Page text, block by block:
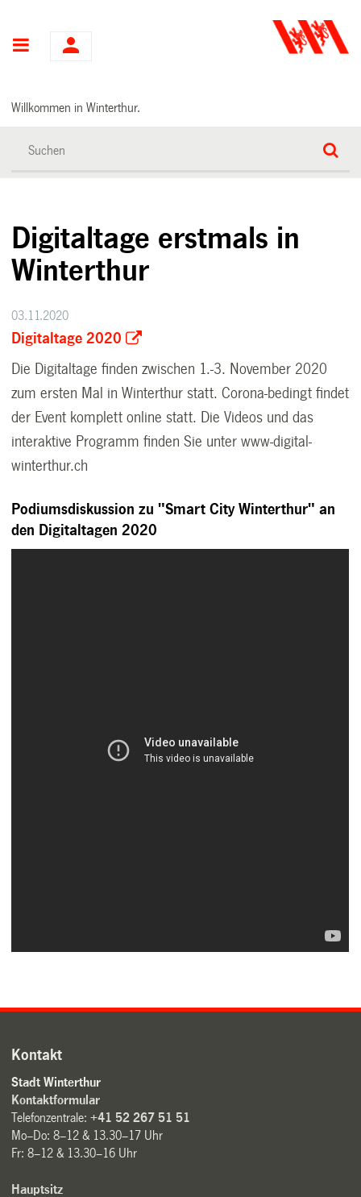
Hauptnavigation
Willkommen in Winterthur.
Digitaltage erstmals in
Winterthur
03.11.2020
Digitaltage 2020
Die Digitaltage finden zwischen 1.-3. November 2020
zum ersten Mal in Winterthur statt. Corona-bedingt findet
der Event komplett online statt. Die Videos und das
interaktive Programm finden Sie unter www-digital-
winterthur.ch
Podiumsdiskussion zu "Smart City Winterthur" an
den Digitaltagen 2020
Kontakt
Stadt Winterthur
Kontaktformular
Telefonzentrale:+41 52 267 51 51
Mo–Do: 8–12 & 13.30–17 Uhr
Fr: 8–12 & 13.30–16 Uhr
Hauptsitz